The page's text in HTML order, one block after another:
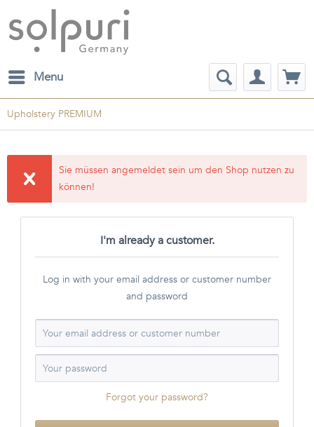
Menu
Upholstery PREMIUM
Sie müssen angemeldet sein um den Shop nutzen zu
können!
I'm already a customer.
Log in with your email address or customer number
and password
Forgot your password?